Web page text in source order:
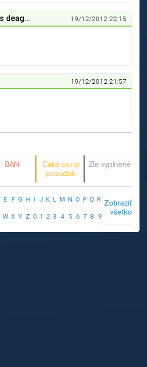
yes :P Ucim sa s deaglom 19/12/2012 22:15
19/12/2012 21:57
BAN
Čaká sa na
posudok
Zle vyplnené
E F G H I J K L M N O P Q R Zobraziť
všetko
W X Y Z 0 1 2 3 4 5 6 7 8 9